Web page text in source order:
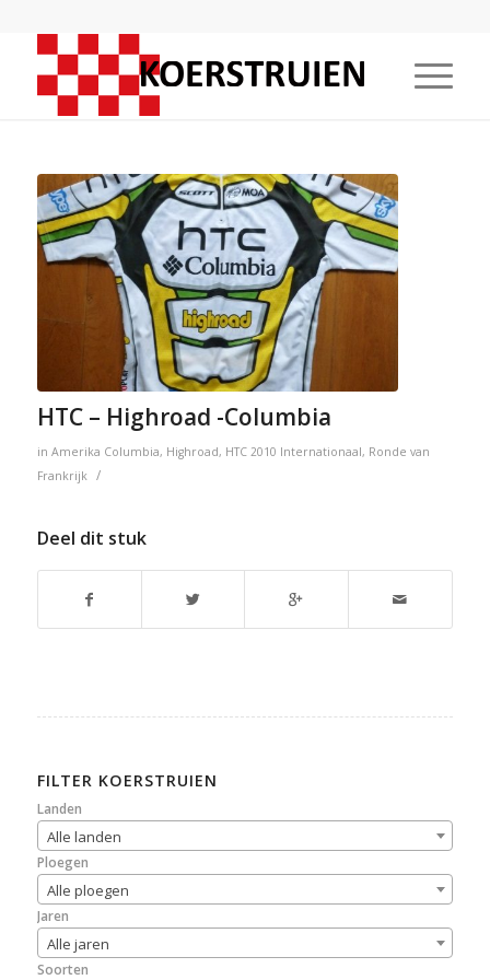
HTC – Highroad -Columbia
in Amerika Columbia, Highroad, HTC 2010 Internationaal, Ronde van
Frankrijk
/
Deel dit stuk
FILTER KOERSTRUIEN
Landen
Alle landen
Ploegen
Alle ploegen
Jaren
Alle jaren
Soorten